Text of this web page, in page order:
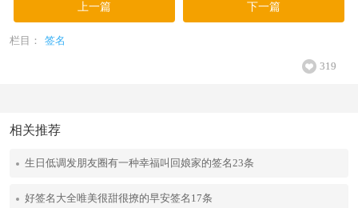
上一篇 下一篇
栏目： 签名
319
相关推荐
生日低调发朋友圈有一种幸福叫回娘家的签名23条
好签名大全唯美很甜很撩的早安签名17条